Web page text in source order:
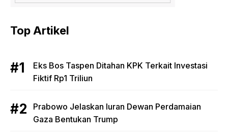
Top Artikel
Eks Bos Taspen Ditahan KPK Terkait Investasi
Fiktif Rp1 Triliun
Prabowo Jelaskan Iuran Dewan Perdamaian
Gaza Bentukan Trump